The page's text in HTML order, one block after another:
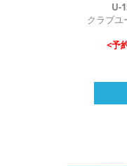
U-
クラブ
<予